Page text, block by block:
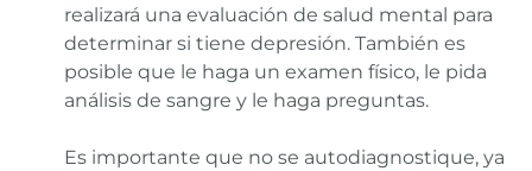
realizará una evaluación de salud mental para
determinar si tiene depresión. También es
posible que le haga un examen físico, le pida
análisis de sangre y le haga preguntas.
Es importante que no se autodiagnostique, ya